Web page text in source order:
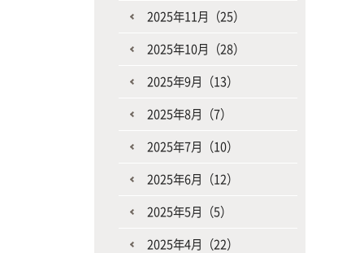
2025年11月（25）
2025年10月（28）
2025年9月（13）
2025年8月（7）
2025年7月（10）
2025年6月（12）
2025年5月（5）
2025年4月（22）